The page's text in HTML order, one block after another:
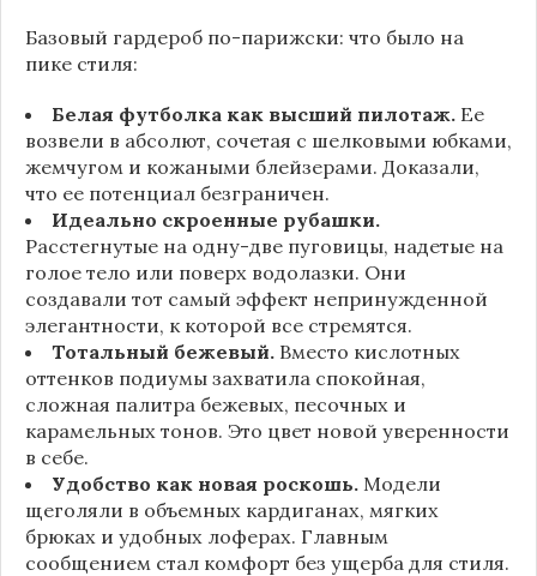
Базовый гардероб по-парижски: что было на
пике стиля:
Белая футболка как высший пилотаж. Ее
возвели в абсолют, сочетая с шелковыми юбками,
жемчугом и кожаными блейзерами. Доказали,
что ее потенциал безграничен.
Идеально скроенные рубашки.
Расстегнутые на одну-две пуговицы, надетые на
голое тело или поверх водолазки. Они
создавали тот самый эффект непринужденной
элегантности, к которой все стремятся.
Тотальный бежевый. Вместо кислотных
оттенков подиумы захватила спокойная,
сложная палитра бежевых, песочных и
карамельных тонов. Это цвет новой уверенности
в себе.
Удобство как новая роскошь. Модели
щеголяли в объемных кардиганах, мягких
брюках и удобных лоферах. Главным
сообщением стал комфорт без ущерба для стиля.